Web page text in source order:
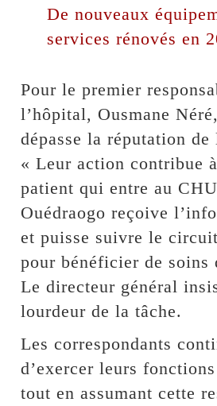
De nouveaux
services rénovés en
Pour le premier
l’hôpital, Ousmane
dépasse la réputation de
« Leur action contribue
patient qui entre au
Ouédraogo reçoive
et puisse suivre le
pour bénéficier de soins
Le directeur général
lourdeur de la tâche.
Les correspondants
d’exercer leurs
tout en assumant cette